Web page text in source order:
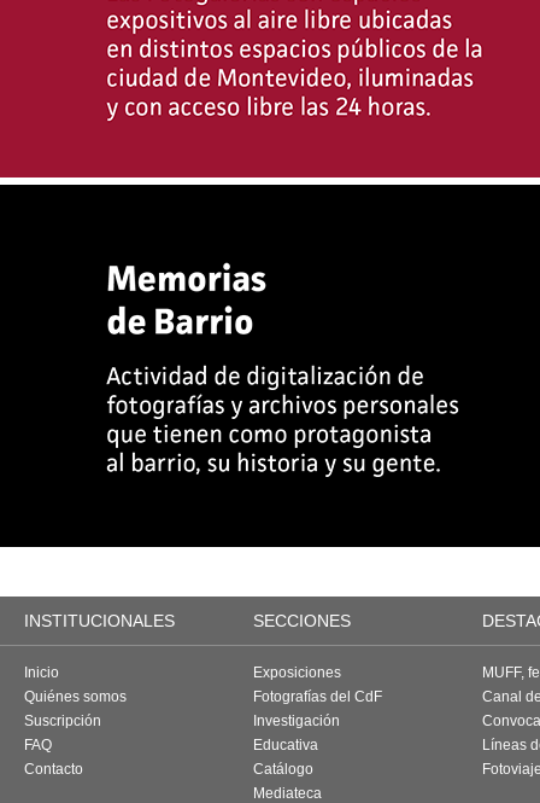
INSTITUCIONALES SECCIONES
Inicio
Quiénes somos
Suscripción
FAQ
Contacto
Exposiciones
Fotografías del CdF
Investigación
Educativa
Catálogo
Mediateca
MUFF,
Canal
Líneas